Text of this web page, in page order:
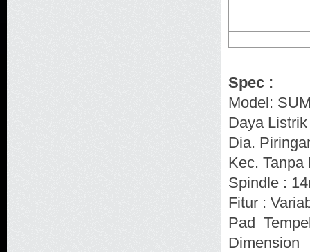
Spec :
Model:
Daya
Dia.
Kec. Tanpa
Spindle :
Fitur :
Pad
Dimension